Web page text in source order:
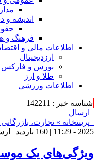
اندیشه و
فرهنگ و
اطلاعات مالی و
ارزدیجیتال
بورس و فارکس
طلا و ارز
اطلاعات ورزشی
شناسه خبر : 142211
ارسال
پرینتخانه » تجارت،
2025 - 11:29 |
160 بازدید |
ویژگی‌های یک